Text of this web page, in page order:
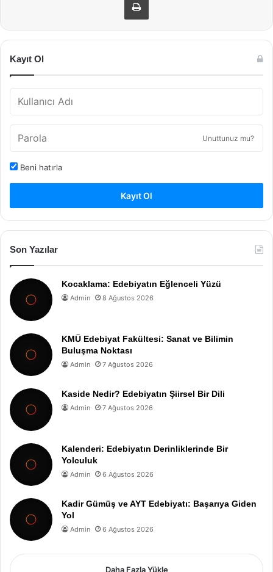
Kayıt Ol
Unuttunuz mu?
Beni hatırla
Kayıt Ol
Son Yazılar
Kocaklama: Edebiyatın Eğlenceli Yüzü
Admin 8 Ağustos 2026
KMÜ Edebiyat Fakültesi: Sanat ve Bilimin
Buluşma Noktası
Admin 7 Ağustos 2026
Kaside Nedir? Edebiyatın Şiirsel Bir Dili
Admin 7 Ağustos 2026
Kalenderi: Edebiyatın Derinliklerinde Bir
Yolculuk
Admin 6 Ağustos 2026
Kadir Gümüş ve AYT Edebiyatı: Başarıya Giden
Yol
Admin 6 Ağustos 2026
Daha Fazla Yükle